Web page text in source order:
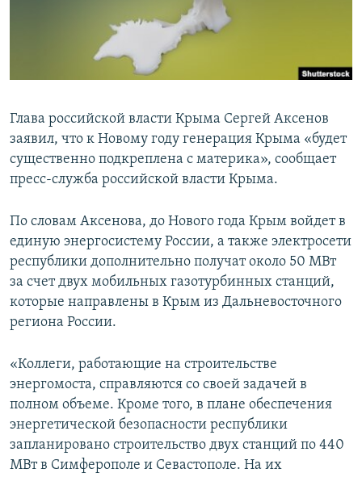
ПОБЕДИТЕЛЕЙ НЕ СУДЯТ?
КРЫМ.НЕПОКОРЕННЫЙ
Все сайты RFE/RL
Глава российской власти Крыма Сергей Аксенов
заявил, что к Новому году генерация Крыма «будет
существенно подкреплена с материка», сообщает
пресс-служба российской власти Крыма.
По словам Аксенова, до Нового года Крым войдет в
единую энергосистему России, а также электросети
республики дополнительно получат около 50 МВт
за счет двух мобильных газотурбинных станций,
которые направлены в Крым из Дальневосточного
региона России.
«Коллеги, работающие на строительстве
энергомоста, справляются со своей задачей в
полном объеме. Кроме того, в плане обеспечения
энергетической безопасности республики
запланировано строительство двух станций по 440
МВт в Симферополе и Севастополе. На их